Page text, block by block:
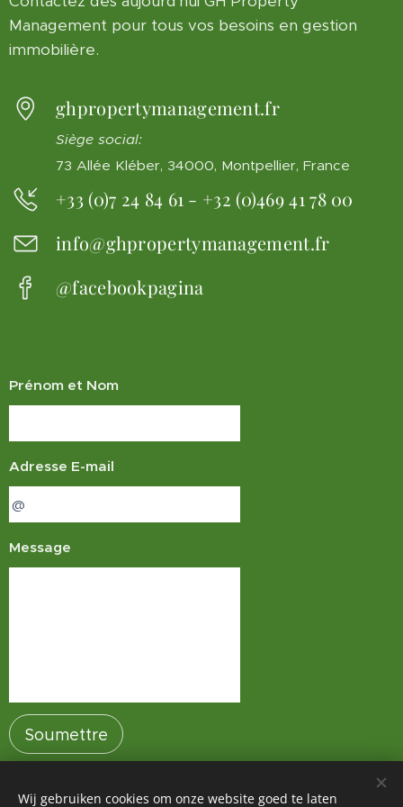
Management pour tous vos besoins en gestion
immobilière.
ghpropertymanagement.fr
Siège social:
73 Allée Kléber, 34000, Montpellier, France
+33 (0)7 24 84 61 - +32 (0)469 41 78 00
info@ghpropertymanagement.fr
@facebookpagina
Prénom et Nom
Adresse E-mail
Message
Soumettre
Wij gebruiken cookies om onze website goed te laten